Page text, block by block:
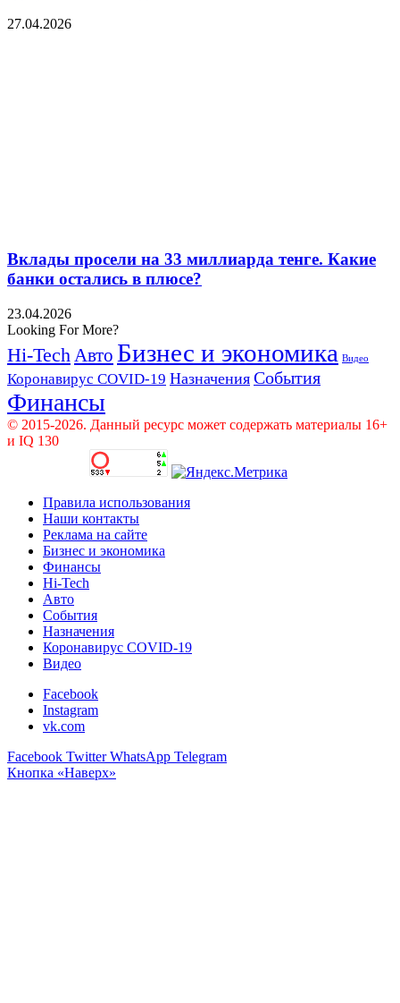
27.04.2026
Вклады просели на 33 миллиарда тенге. Какие
банки остались в плюсе?
23.04.2026
Looking For More?
Hi-Tech Авто Бизнес и экономика Видео
Коронавирус COVID-19 Назначения События
Финансы
© 2015-2026. Данный ресурс может содержать материалы 16+
и IQ 130
Правила использования
Наши контакты
Реклама на сайте
Бизнес и экономика
Финансы
Hi-Tech
Авто
События
Назначения
Коронавирус COVID-19
Видео
Facebook
Instagram
vk.com
Facebook Twitter WhatsApp Telegram
Кнопка «Наверх»